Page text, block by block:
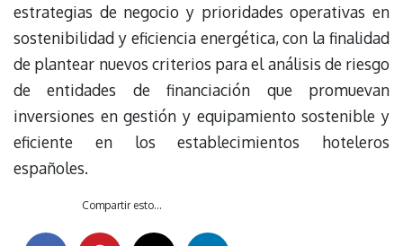
estrategias de negocio y prioridades operativas en
sostenibilidad y eficiencia energética, con la finalidad
de plantear nuevos criterios para el análisis de riesgo
de entidades de financiación que promuevan
inversiones en gestión y equipamiento sostenible y
eficiente en los establecimientos hoteleros
españoles.
Compartir esto...